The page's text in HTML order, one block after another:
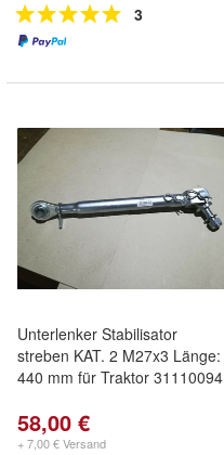
3
Unterlenker Stabilisator
streben KAT. 2 M27x3 Länge:
440 mm für Traktor 31110094
58,00 €
+ 7,00 € Versand